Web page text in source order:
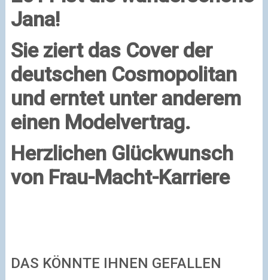
Jana!
Sie ziert das Cover der
deutschen Cosmopolitan
und erntet unter anderem
einen Modelvertrag.
Herzlichen Glückwunsch
von Frau-Macht-Karriere
DAS KÖNNTE IHNEN GEFALLEN